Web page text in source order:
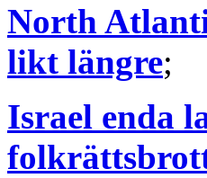
North
likt längre;
Israel enda